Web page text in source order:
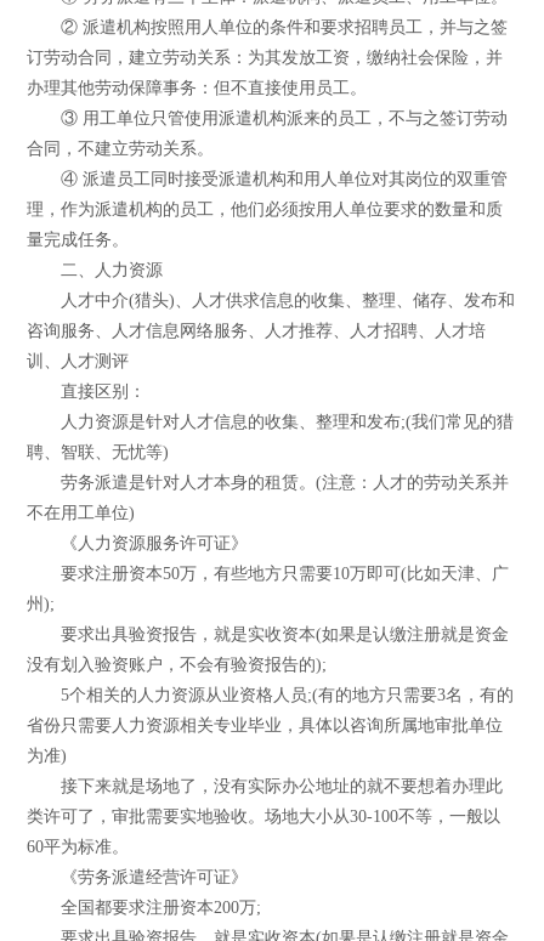
② 派遣机构按照用人单位的条件和要求招聘员工，并与之签
订劳动合同，建立劳动关系：为其发放工资，缴纳社会保险，并
办理其他劳动保障事务：但不直接使用员工。
③ 用工单位只管使用派遣机构派来的员工，不与之签订劳动
合同，不建立劳动关系。
④ 派遣员工同时接受派遣机构和用人单位对其岗位的双重管
理，作为派遣机构的员工，他们必须按用人单位要求的数量和质
量完成任务。
二、人力资源
人才中介(猎头)、人才供求信息的收集、整理、储存、发布和
咨询服务、人才信息网络服务、人才推荐、人才招聘、人才培
训、人才测评
直接区别：
人力资源是针对人才信息的收集、整理和发布;(我们常见的猎
聘、智联、无忧等)
劳务派遣是针对人才本身的租赁。(注意：人才的劳动关系并
不在用工单位)
《人力资源服务许可证》
要求注册资本50万，有些地方只需要10万即可(比如天津、广
州);
要求出具验资报告，就是实收资本(如果是认缴注册就是资金
没有划入验资账户，不会有验资报告的);
5个相关的人力资源从业资格人员;(有的地方只需要3名，有的
省份只需要人力资源相关专业毕业，具体以咨询所属地审批单位
为准)
接下来就是场地了，没有实际办公地址的就不要想着办理此
类许可了，审批需要实地验收。场地大小从30-100不等，一般以
60平为标准。
《劳务派遣经营许可证》
全国都要求注册资本200万;